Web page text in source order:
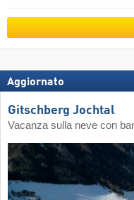
Aggiornato
Gitschberg Jochtal
Vacanza sulla neve con